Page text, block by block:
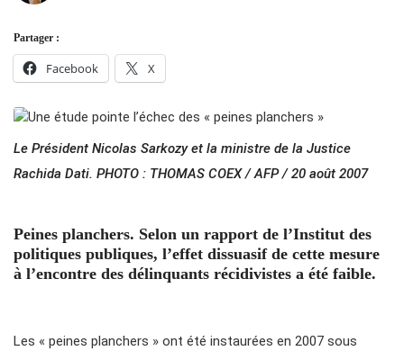
Partager :
Facebook X
Le Président Nicolas Sarkozy et la ministre de la Justice
Rachida Dati. PHOTO : THOMAS COEX / AFP / 20 août 2007
Peines planchers. Selon un rapport de l’Institut des
politiques publiques, l’effet dissuasif de cette mesure
à l’encontre des délinquants récidivistes a été faible.
Les « peines planchers » ont été instaurées en 2007 sous